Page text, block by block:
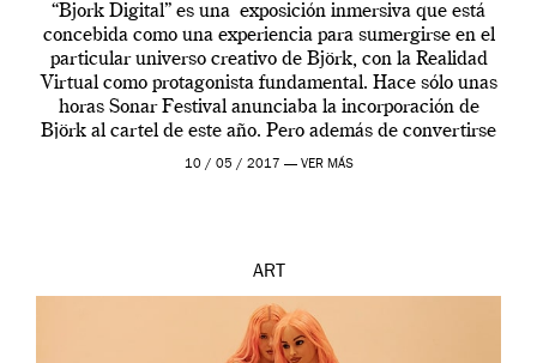
“Bjork Digital” es una exposición inmersiva que está
concebida como una experiencia para sumergirse en el
particular universo creativo de Björk, con la Realidad
Virtual como protagonista fundamental. Hace sólo unas
horas Sonar Festival anunciaba la incorporación de
Björk al cartel de este año. Pero además de convertirse
en una de las actuaciones más relevantes […]
10 / 05 / 2017 — VER MÁS
ART